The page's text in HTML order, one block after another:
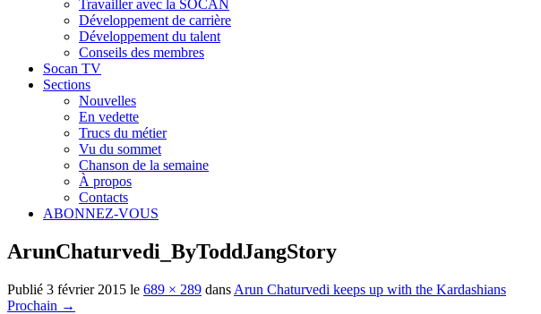
Travailler avec la SOCAN
Développement de carrière
Développement du talent
Conseils des membres
Socan TV
Sections
Nouvelles
En vedette
Trucs du métier
Vu du sommet
Chanson de la semaine
À propos
Contacts
ABONNEZ-VOUS
ArunChaturvedi_ByToddJangStory
Publié 3 février 2015 le 689 × 289 dans Arun Chaturvedi keeps up with the Kardashians
Prochain →